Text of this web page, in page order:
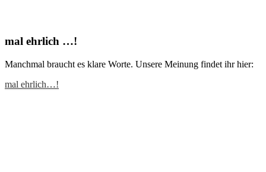
mal ehrlich …!
Manchmal braucht es klare Worte. Unsere Meinung findet ihr hier:
mal ehrlich…!